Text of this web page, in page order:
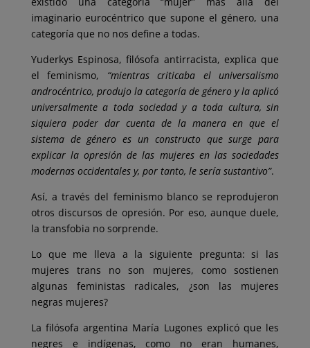
imaginario eurocéntrico que supone el género, una
categoría que no nos define a todas.
Yuderkys Espinosa, filósofa antirracista, explica que
el feminismo, “mientras criticaba el universalismo
androcéntrico, produjo la categoría de género y la aplicó
universalmente a toda sociedad y a toda cultura, sin
siquiera poder dar cuenta de la manera en que el
sistema de género es un constructo que surge para
explicar la opresión de las mujeres en las sociedades
modernas occidentales y, por tanto, le sería sustantivo”.
Así, a través del feminismo blanco se reprodujeron
otros discursos de opresión. Por eso, aunque duele,
la transfobia no sorprende.
Lo que me lleva a la siguiente pregunta: si las
mujeres trans no son mujeres, como sostienen
algunas feministas radicales, ¿son las mujeres
negras mujeres?
La filósofa argentina María Lugones explicó que les
negres e indígenas, como no eran humanes,